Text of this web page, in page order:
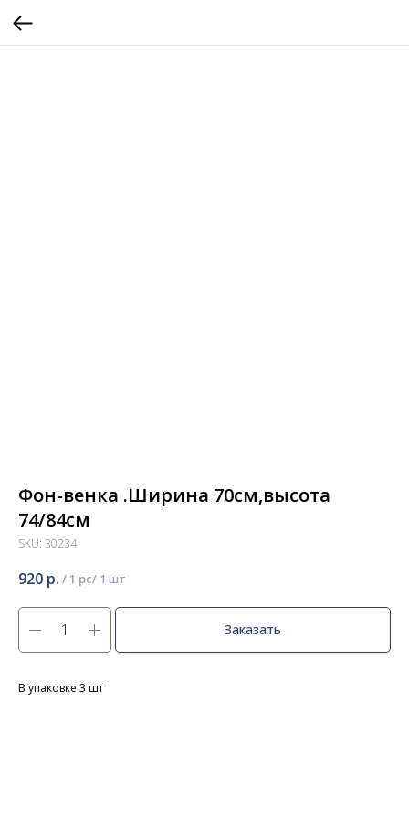
Фон-венка .Ширина 70см,высота
74/84см
SKU: 30234
920 р. / 1 pc
Заказать
В упаковке 3 шт